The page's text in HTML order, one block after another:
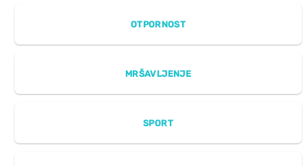
OTPORNOST
MRŠAVLJENJE
SPORT